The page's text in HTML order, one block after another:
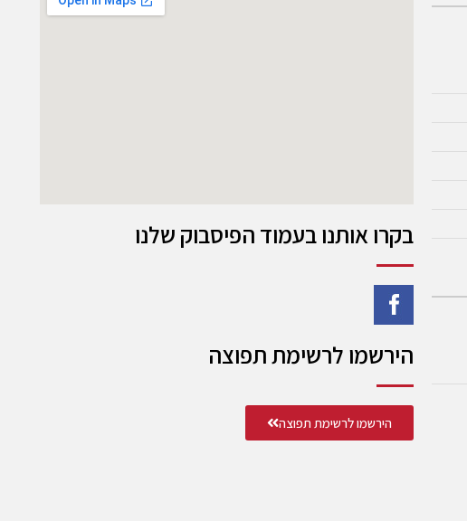
בקרו אותנו בעמוד הפיסבוק שלנו
הירשמו לרשימת תפוצה
הירשמו לרשימת תפוצה